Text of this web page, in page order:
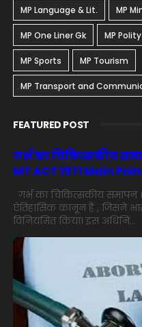
MP Language & Lit. MP
MP One Liner Gk MP Polity
MP Sports MP Tourism
MP Transport and
FEATURED POST
गर्भ का चिकित्सकीय
MT ACT 1971 Main
गर्भ का चिकित्सकीय समापन
ऐतिहासिक कानून है , जिसने
विनियमित किया। इस अधिनि...